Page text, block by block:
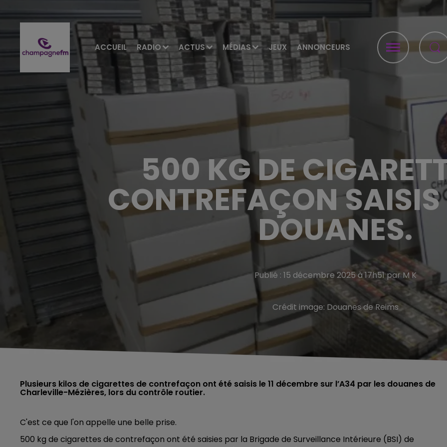
ACCUEIL RADIO ACTUS MÉDIAS JEUX ANNONCEURS
500 KG DE
CONTREFAÇON SAISIS
DOUANES.
Publié : 15 décembre 2025 à 17h51 par M K
Crédit image: Douanes de Reims
Plusieurs kilos de cigarettes de contrefaçon ont été saisis le 11 décembre sur l’A34 par les douanes de
Charleville-Mézières, lors du contrôle routier.
C'est ce que l'on appelle une belle prise.
500 kg de cigarettes de contrefaçon ont été saisies par la Brigade de Surveillance Intérieure (BSI) de